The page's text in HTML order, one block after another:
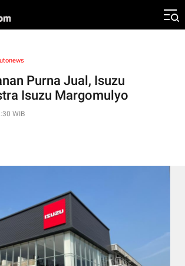
Purna Jual, Isuzu
Isuzu Margomulyo
WIB